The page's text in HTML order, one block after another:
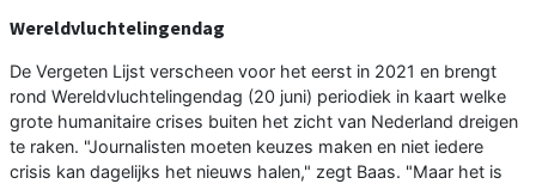
Wereldvluchtelingendag
De Vergeten Lijst verscheen voor het eerst in 2021 en brengt
rond Wereldvluchtelingendag (20 juni) periodiek in kaart welke
grote humanitaire crises buiten het zicht van Nederland dreigen
te raken. "Journalisten moeten keuzes maken en niet iedere
crisis kan dagelijks het nieuws halen," zegt Baas. "Maar het is